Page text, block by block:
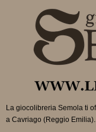
La giocolibreria Semola ti
a Cavriago (Reggio Emilia).